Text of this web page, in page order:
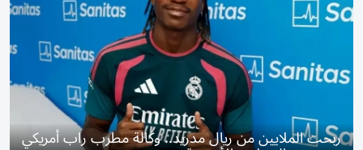
ربحت الملايين من ريال مدريد.. وكالة مطرب راب أمريكي